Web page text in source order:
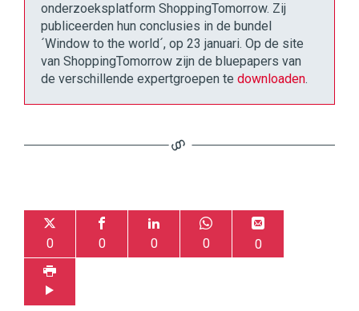
onderzoeksplatform ShoppingTomorrow. Zij
publiceerden hun conclusies in de bundel
´Window to the world´, op 23 januari. Op de site
van ShoppingTomorrow zijn de bluepapers van
de verschillende expertgroepen te downloaden.
0 0 0 0 0